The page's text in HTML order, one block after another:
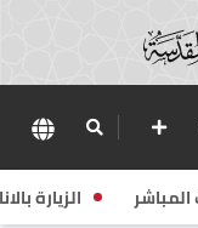
المباشر الزيارة